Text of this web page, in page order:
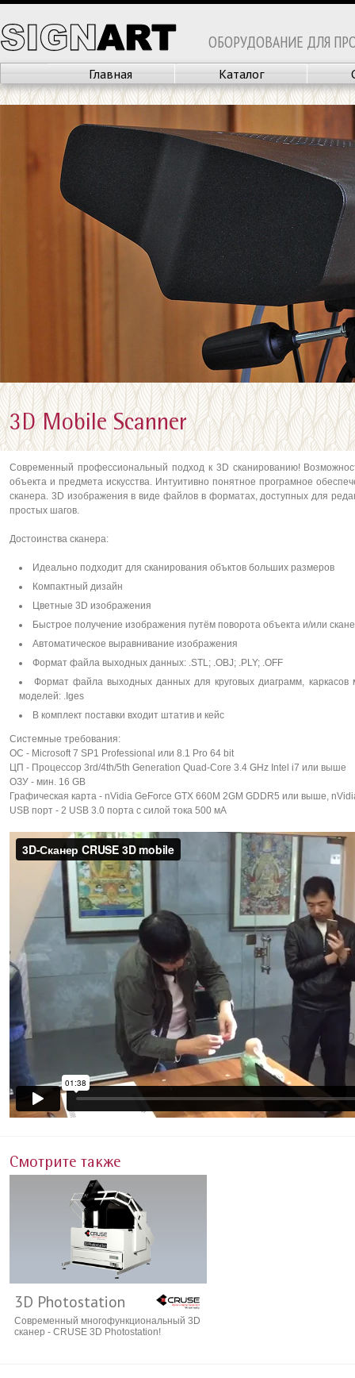
ОБОРУДОВАНИЕ ДЛЯ
Главная Каталог
3D Mobile Scanner
Современный профессиональный подход к 3D сканированию!
объекта и предмета искусства. Интуитивно понятное програмное
сканера. 3D изображения в виде файлов в форматах, доступных для
простых шагов.
Достоинства сканера:
Идеально подходит для сканирования объктов больших размеров
Компактный дизайн
Цветные 3D изображения
Быстрое получение изображения путём поворота объекта и/или
Автоматическое выравнивание изображения
Формат файла выходных данных: .STL; .OBJ; .PLY; .OFF
Формат файла выходных данных для круговых диаграмм,
моделей: .Iges
В комплект поставки входит штатив и кейс
Системные требования:
ОС - Microsoft 7 SP1 Professional или 8.1 Pro 64 bit
ЦП - Процессор 3rd/4th/5th Generation Quad-Core 3.4 GHz Intel i7 или выше
ОЗУ - мин. 16 GB
Графическая карта - nVidia GeForce GTX 660M 2GM GDDR5 или выше,
USB порт - 2 USB 3.0 порта с силой тока 500 мА
Смотрите также
3D Photostation
Современный многофункциональный 3D
сканер - CRUSE 3D Photostation!